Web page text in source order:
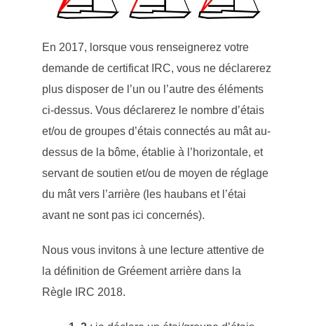
En 2017, lorsque vous renseignerez votre
demande de certificat IRC, vous ne déclarerez
plus disposer de l’un ou l’autre des éléments
ci-dessus. Vous déclarerez le nombre d’étais
et/ou de groupes d’étais connectés au mât au-
dessus de la bôme, établie à l’horizontale, et
servant de soutien et/ou de moyen de réglage
du mât vers l’arrière (les haubans et l’étai
avant ne sont pas ici concernés).
Nous vous invitons à une lecture attentive de
la définition de Gréement arrière dans la
Règle IRC 2018.